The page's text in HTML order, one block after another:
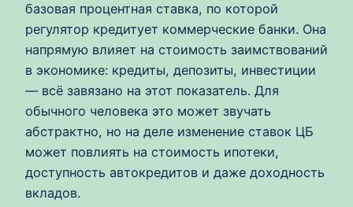
базовая процентная ставка, по которой
регулятор кредитует коммерческие банки. Она
напрямую влияет на стоимость заимствований
в экономике: кредиты, депозиты, инвестиции
— всё завязано на этот показатель. Для
обычного человека это может звучать
абстрактно, но на деле изменение ставок ЦБ
может повлиять на стоимость ипотеки,
доступность автокредитов и даже доходность
вкладов.